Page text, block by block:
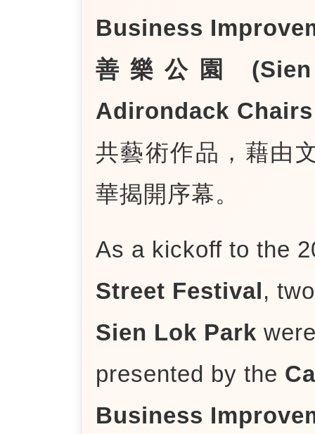
Business
善樂公園
Adirondack
共藝術作品，藉由
華揭開序幕。
As a kickoff to the
Street Festival,
Sien Lok Park
presented by the
Business